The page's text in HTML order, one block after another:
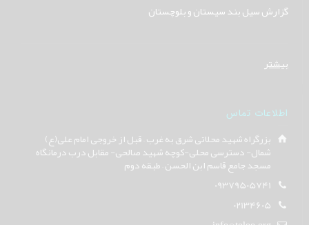
گزارش سیل بند سیستان و بلوچستان
بیشتر
اطلاعات تماس
بزرگراه شهید محلاتی شرق به غرب – قبل از خروجی امام علی(ع)
شمال- دسترسی محلی-کوچه شهید صالحی- مقابل درب درمانگاه
مسجد جامع قاسم ابن الحسن – طبقه دوم
09379505741
02134605